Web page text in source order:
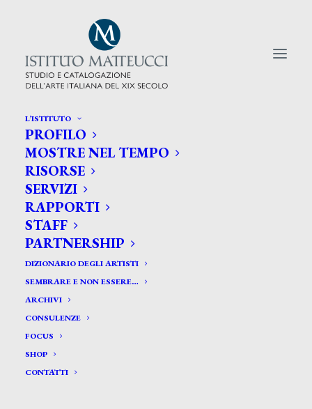
L’ISTITUTO
PROFILO
MOSTRE NEL TEMPO
RISORSE
SERVIZI
RAPPORTI
STAFF
PARTNERSHIP
DIZIONARIO DEGLI ARTISTI
SEMBRARE E NON ESSERE…
ARCHIVI
CONSULENZE
FOCUS
SHOP
CONTATTI
CERCA TRA GLI ARTISTI:
Search
for:
Saccetti G.